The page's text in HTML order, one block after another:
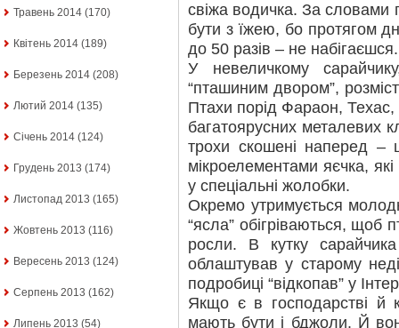
Травень 2014 (170)
Квітень 2014 (189)
Березень 2014 (208)
Лютий 2014 (135)
Січень 2014 (124)
Грудень 2013 (174)
Листопад 2013 (165)
Жовтень 2013 (116)
Вересень 2013 (124)
Серпень 2013 (162)
Липень 2013 (54)
свіжа водичка. За словами
бути з їжею, бо протягом
до 50 разів – не набігаєшся.
У невеличкому
“пташиним двором”,
Птахи порід Фараон, Техас,
багатоярусних металевих
трохи скошені наперед –
мікроелементами яєчка,
у спеціальні жолобки.
Окремо утримується
“ясла” обігріваються,
росли. В кутку
облаштував у старому
подробиці “відкопав” у
Якщо є в господарстві й
мають бути і бджоли. Й